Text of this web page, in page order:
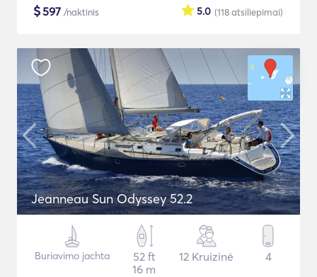
$597 /naktinis (118atsiliepimai)
5.0
Jeanneau Sun Odyssey 52.2
Buriavimo jachta
52 ft
16 m
12 Kruizinė 4